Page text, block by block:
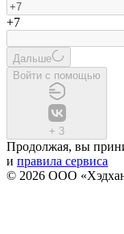
+7
Дальше
Войти с помощью
+ 3
Продолжая, вы
и правила сервиса
© 2026 ООО